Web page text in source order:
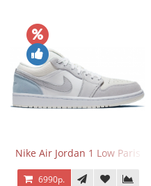
Nike Air Jordan 1 Low Paris
6990р.